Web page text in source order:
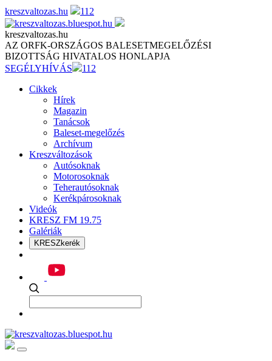
Skip
to
content
kreszvaltozas.hu 112
kreszvaltozas.hu
AZ ORFK-ORSZÁGOS BALESETMEGELŐZÉSI
BIZOTTSÁG HIVATALOS HONLAPJA
SEGÉLYHÍVÁS
112
Cikkek
Hírek
Magazin
Tanácsok
Baleset-megelőzés
Archívum
Kreszváltozások
Autósoknak
Motorosoknak
Teherautósoknak
Kerékpárosoknak
Videók
KRESZ FM 19.75
Galériák
KRESZkerék